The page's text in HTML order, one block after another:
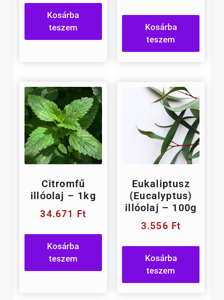
Kosárba
teszem
Kosárba
teszem
Citromfű
illóolaj – 1kg
34.671 Ft
Kosárba
teszem
Eukaliptusz
(Eucalyptus)
illóolaj – 100g
3.556 Ft
Kosárba
teszem